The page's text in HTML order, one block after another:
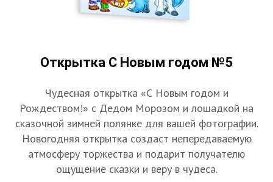
Открытка С Новым годом №5
Чудесная открытка «С Новым годом и
Рождеством!» с Дедом Морозом и лошадкой на
сказочной зимней полянке для вашей фотографии.
Новогодняя открытка создаст непередаваемую
атмосферу торжества и подарит получателю
ощущение сказки и веру в чудеса.